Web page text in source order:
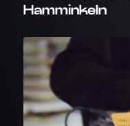
Hamminkeln